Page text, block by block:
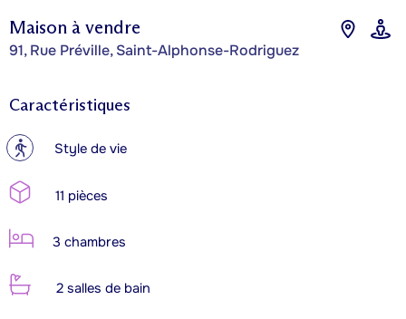
Maison à vendre
91, Rue Préville, Saint-Alphonse-Rodriguez
Caractéristiques
? Style de vie
11 pièces
3 chambres
2 salles de bain